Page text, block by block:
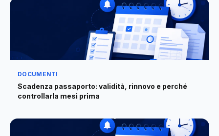
DOCUMENTI
Scadenza passaporto: validità, rinnovo e perché
controllarla mesi prima